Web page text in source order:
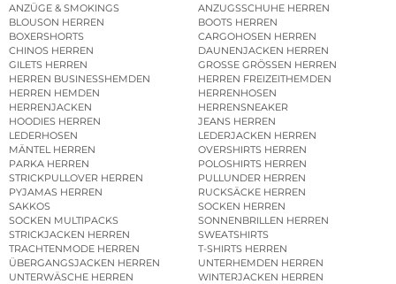
ANZÜGE & SMOKINGS
ANZUGSSCHUHE HERREN
BLOUSON HERREN
BOOTS HERREN
BOXERSHORTS
CARGOHOSEN HERREN
CHINOS HERREN
DAUNENJACKEN HERREN
GILETS HERREN
GROSSE GRÖSSEN HERREN
HERREN BUSINESSHEMDEN
HERREN FREIZEITHEMDEN
HERREN HEMDEN
HERRENHOSEN
HERRENJACKEN
HERRENSNEAKER
HOODIES HERREN
JEANS HERREN
LEDERHOSEN
LEDERJACKEN HERREN
MÄNTEL HERREN
OVERSHIRTS HERREN
PARKA HERREN
POLOSHIRTS HERREN
STRICKPULLOVER HERREN
PULLUNDER HERREN
PYJAMAS HERREN
RUCKSÄCKE HERREN
SAKKOS
SOCKEN HERREN
SOCKEN MULTIPACKS
SONNENBRILLEN HERREN
STRICKJACKEN HERREN
SWEATSHIRTS
TRACHTENMODE HERREN
T-SHIRTS HERREN
ÜBERGANGSJACKEN HERREN
UNTERHEMDEN HERREN
UNTERWÄSCHE HERREN
WINTERJACKEN HERREN